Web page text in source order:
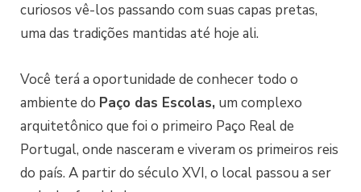
curiosos vê-los passando com suas capas pretas,
uma das tradições mantidas até hoje ali.
Você terá a oportunidade de conhecer todo o
ambiente do Paço das Escolas, um complexo
arquitetônico que foi o primeiro Paço Real de
Portugal, onde nasceram e viveram os primeiros reis
do país. A partir do século XVI, o local passou a ser